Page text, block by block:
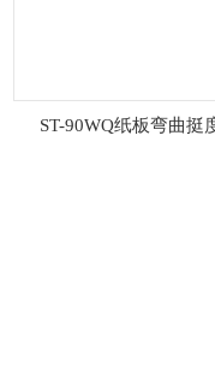
ST-90WQ纸板弯曲挺